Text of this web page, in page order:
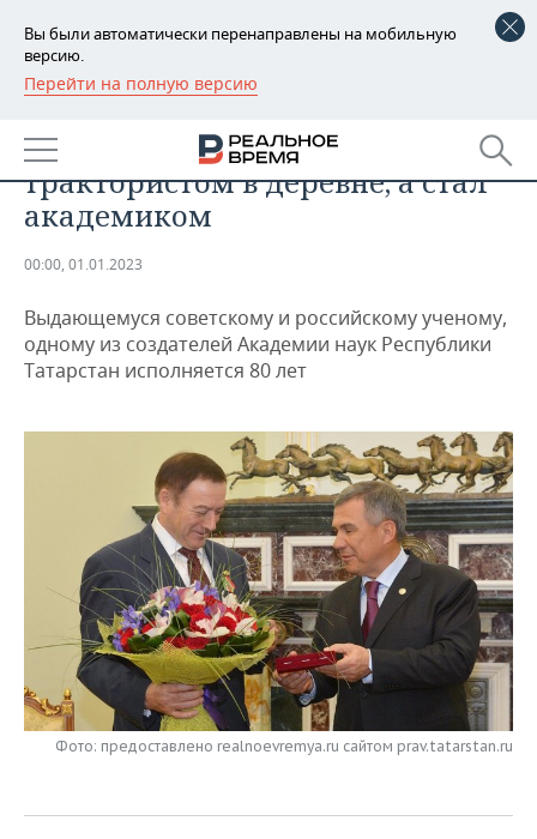
Вы были автоматически перенаправлены на мобильную
версию.
Перейти на полную версию
РЕГИОНЫ
БАШКОРТОСТАН
ТАТАРСТАН
НОВОСТИ
АНАЛИТИКА
ДЕКЛАРАЦИИ О ДОХОДАХ
КОРОЛИ ГОСЗАКАЗА ПФО
КОМУ ПРИНАДЛЕЖАТ
ТОРГОВЫЕ ЦЕНТРЫ
ТАТАРСТАНА
НОВОСТИ ЭКОНОМИКИ
ФИНАНСЫ
ИНВЕСТИЦИИ
ПРОМЫШЛЕННОСТЬ
НОВОСТИ
ПРОМЫШЛЕННОСТИ
АГРОПРОМ
МАШИНОСТРОЕНИЕ
НЕФТЕХИМИЯ
НЕФТЬ
ОПК
ЭНЕРГЕТИКА
НЕДВИЖИМОСТЬ
НОВОСТИ АВТО
НОВОСТИ БИЗНЕСА
РОЗНИЧНАЯ ТОРГОВЛЯ
ТРАНСПОРТ
УСЛУГИ
ТЕХНОЛОГИИ
НОВОСТИ ТЕХНОЛОГИЙ
МЕДИА
ТЕЛЕКОММУНИКАЦИИ
МЕРОПРИЯТИЯ
НОВОСТИ МЕРОПРИЯТИЙ
ВЫЕЗДНАЯ РЕДАКЦИЯ
БИЗНЕС-БРАНЧИ
СПОРТ
НОВОСТИ СПОРТА
ФУТБОЛ
ОБЩЕСТВО
НОВОСТИ ОБЩЕСТВА
ФОТОГАЛЕРЕЯ
Ахмет Мазгаров хотел остаться
трактористом в деревне, а стал
академиком
00:00, 01.01.2023
Выдающемуся советскому и российскому ученому,
одному из создателей Академии наук Республики
Татарстан исполняется 80 лет
Фото: предоставлено realnoevremya.ru сайтом prav.tatarstan.ru